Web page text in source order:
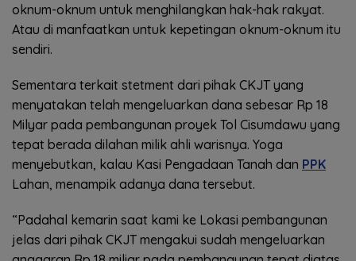
oknum-oknum untuk menghilangkan hak-hak rakyat.
Atau di manfaatkan untuk kepetingan oknum-oknum itu
sendiri.
Sementara terkait stetment dari pihak CKJT yang
menyatakan telah mengeluarkan dana sebesar Rp 18
Milyar pada pembangunan proyek Tol Cisumdawu yang
tepat berada dilahan milik ahli warisnya. Yoga
menyebutkan, kalau Kasi Pengadaan Tanah dan PPK
Lahan, menampik adanya dana tersebut.
“Padahal kemarin saat kami ke Lokasi pembangunan
jelas dari pihak CKJT mengakui sudah mengeluarkan